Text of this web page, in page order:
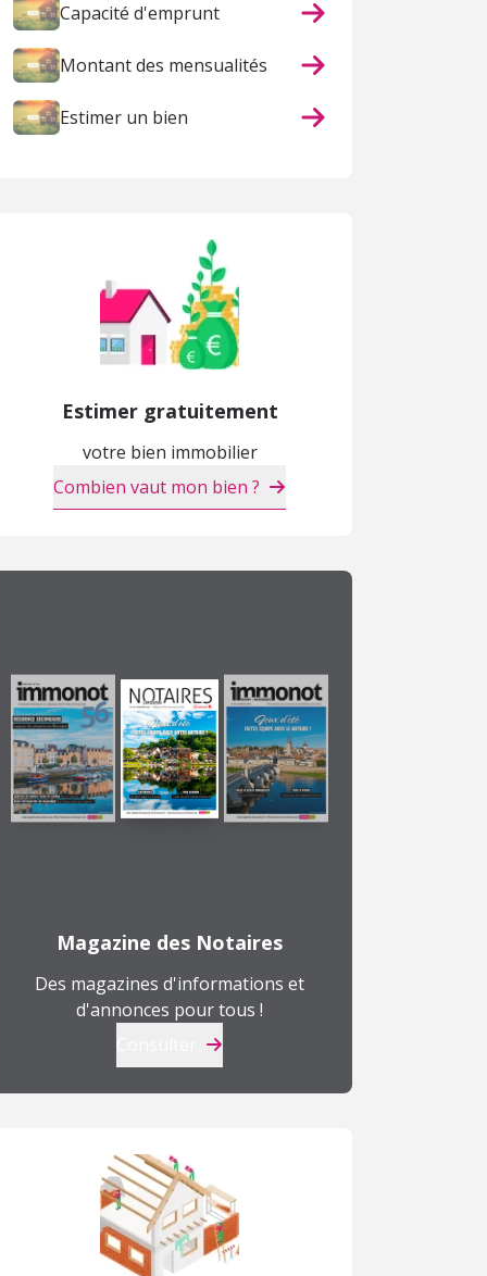
Capacité d'emprunt
Montant des mensualités
Estimer un bien
Estimer gratuitement
votre bien immobilier
Combien vaut mon bien ?
Magazine des Notaires
Des magazines d'informations et
d'annonces pour tous !